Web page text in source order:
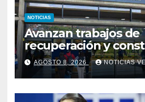
NOTICIAS
Avanzan trabajos de
recuperación y
del terminal
Aeropuerto de
AGOSTO 8, 2026 NOTICIAS